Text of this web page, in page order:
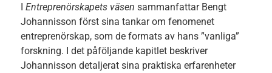
I Entreprenörskapets väsen sammanfattar Bengt
Johannisson först sina tankar om fenomenet
entreprenörskap, som de formats av hans ”vanliga”
forskning. I det påföljande kapitlet beskriver
Johannisson detaljerat sina praktiska erfarenheter